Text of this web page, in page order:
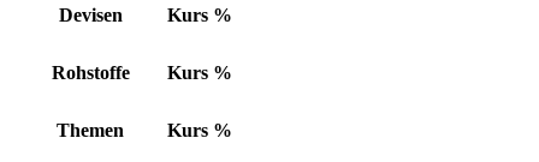
Devisen Kurs %
Rohstoffe Kurs %
Themen Kurs %